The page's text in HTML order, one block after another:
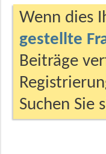
Wenn dies
gestellte
Beiträge
Suchen Sie